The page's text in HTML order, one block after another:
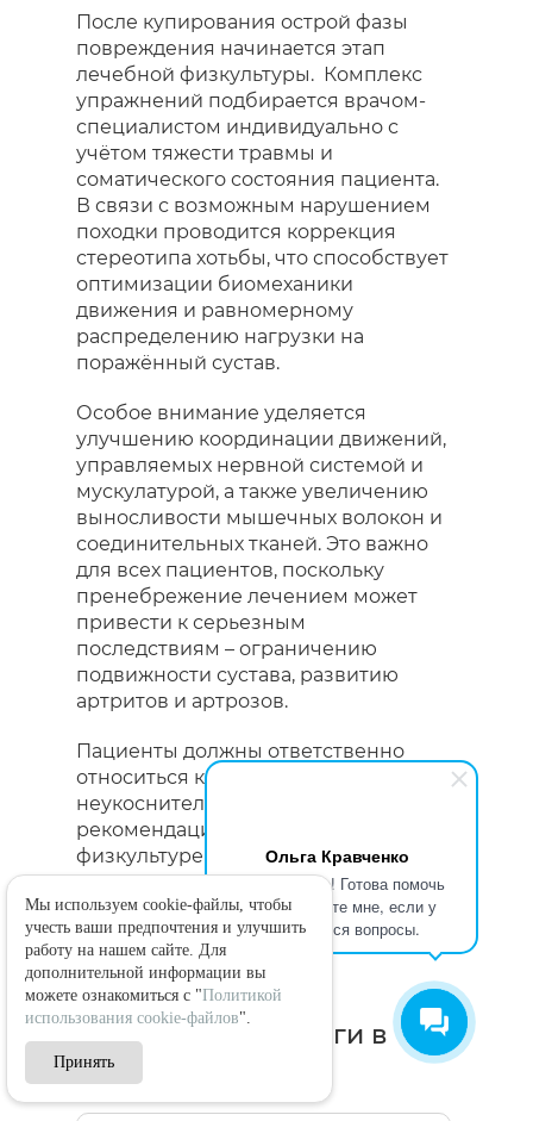
Ольга Кравченко
Здравствуйте! Готова помочь
вам. Напишите мне, если у
вас появятся вопросы.
После купирования острой фазы
повреждения начинается этап
лечебной физкультуры. Комплекс
упражнений подбирается врачом-
специалистом индивидуально с
учётом тяжести травмы и
соматического состояния пациента.
В связи с возможным нарушением
походки проводится коррекция
стереотипа хотьбы, что способствует
оптимизации биомеханики
движения и равномерному
распределению нагрузки на
поражённый сустав.
Особое внимание уделяется
улучшению координации движений,
управляемых нервной системой и
мускулатурой, а также увеличению
выносливости мышечных волокон и
соединительных тканей. Это важно
для всех пациентов, поскольку
пренебрежение лечением может
привести к серьезным
последствиям – ограничению
подвижности сустава, развитию
артритов и артрозов.
Пациенты должны ответственно
относиться к своему здоровью и
неукоснительно следовать
рекомендациям врача по лечебной
физкультуре и массажу, поскольку
медикаментозная терапия сама по
себе недостаточна для полного
восстановления.
Врачи-травматологи в
СМТ Клинике
Мы используем cookie-файлы, чтобы
учесть ваши предпочтения и улучшить
работу на нашем сайте. Для
дополнительной информации вы
можете ознакомиться с "Политикой
использования cookie-файлов".
Принять